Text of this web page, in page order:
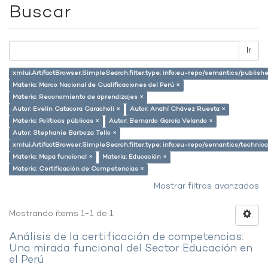
Buscar
Ir
xmlui.ArtifactBrowser.SimpleSearch.filter.type: info:eu-repo/semantics/
Materia: Marco Nacional de Cualificaciones del Perú ×
Materia: Reconomiento de aprendizajes ×
Autor: Evelin Catacora Caracholi ×
Autor: Anahí Chávez Ruesta ×
Materia: Políticas públicas ×
Autor: Bernardo García Velando ×
Autor: Stephanie Barboza Tello ×
xmlui.ArtifactBrowser.SimpleSearch.filter.type: info:eu-repo/semantics/
Materia: Mapa funcional ×
Materia: Educación ×
Materia: Certificación de Competencias ×
Mostrar filtros avanzados
Mostrando ítems 1-1 de 1
Análisis de la certificación de competencias:
Una mirada funcional del Sector Educación en
el Perú